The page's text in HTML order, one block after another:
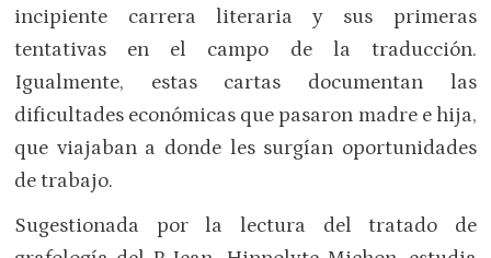
incipiente carrera literaria y sus primeras
tentativas en el campo de la traducción.
Igualmente, estas cartas documentan las
dificultades económicas que pasaron madre e hija,
que viajaban a donde les surgían oportunidades
de trabajo.
Sugestionada por la lectura del tratado de